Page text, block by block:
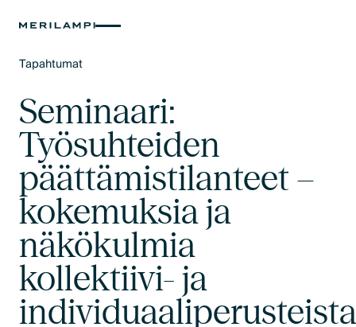
Tapahtumat
Seminaari:
Työsuhteiden
päättämistilanteet –
kokemuksia ja
näkökulmia
kollektiivi- ja